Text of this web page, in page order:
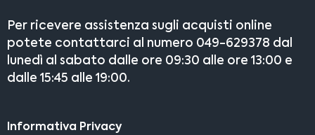
Per ricevere assistenza sugli acquisti online
potete contattarci al numero 049-629378 dal
lunedì al sabato dalle ore 09:30 alle ore 13:00 e
dalle 15:45 alle 19:00.
Informativa Privacy